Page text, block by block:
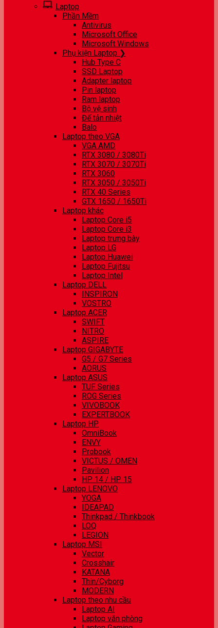
Laptop
Phần Mềm
Antivirus
Microsoft Office
Microsoft Windows
Phụ kiện Laptop ❯
Hub Type C
SSD Laptop
Adapter laptop
Pin laptop
Ram laptop
Bộ vệ sinh
Đế tản nhiệt
Balo
Laptop theo VGA
VGA AMD
RTX 3080 / 3080Ti
RTX 3070 / 3070Ti
RTX 3060
RTX 3050 / 3050Ti
RTX 40 Series
GTX 1650 / 1650Ti
Laptop khác
Laptop Core i5
Laptop Core i3
Laptop trưng bày
Laptop LG
Laptop Huawei
Laptop Fujitsu
Laptop Intel
Laptop DELL
INSPIRON
VOSTRO
Laptop ACER
SWIFT
NITRO
ASPIRE
Laptop GIGABYTE
G5 / G7 Series
AORUS
Laptop ASUS
TUF Series
ROG Series
VIVOBOOK
EXPERTBOOK
Laptop HP
OmniBook
ENVY
Probook
VICTUS / OMEN
Pavilion
HP 14 / HP 15
Laptop LENOVO
YOGA
IDEAPAD
Thinkpad / Thinkbook
LOQ
LEGION
Laptop MSI
Vector
Crosshair
KATANA
Thin/Cyborg
MODERN
Laptop theo nhu cầu
Laptop AI
Laptop văn phòng